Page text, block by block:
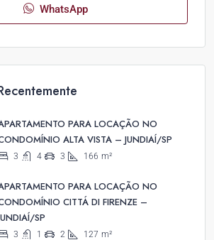
WhatsApp
PARA LOCAÇÃO NO
ALTA VISTA – JUNDIAÍ/SP
3 4 3 166 m²
PARA LOCAÇÃO NO
CITTÁ DI FIRENZE –
SP
3 1 2 127 m²